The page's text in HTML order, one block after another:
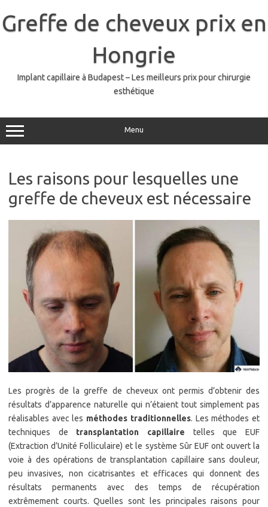
content
Greffe de cheveux prix en
Hongrie
Implant capillaire à Budapest – Les meilleurs prix pour chirurgie
esthétique
Menu
Les raisons pour lesquelles une
greffe de cheveux est nécessaire
Les progrès de la greffe de cheveux ont permis d’obtenir des
résultats d’apparence naturelle qui n’étaient tout simplement pas
réalisables avec les méthodes traditionnelles. Les méthodes et
techniques de transplantation capillaire telles que EUF
(Extraction d’Unité Folliculaire) et le système Sûr EUF ont ouvert la
voie à des opérations de transplantation capillaire sans douleur,
peu invasives, non cicatrisantes et efficaces qui donnent des
résultats permanents avec des temps de récupération
extrêmement courts. Quelles sont les principales raisons pour